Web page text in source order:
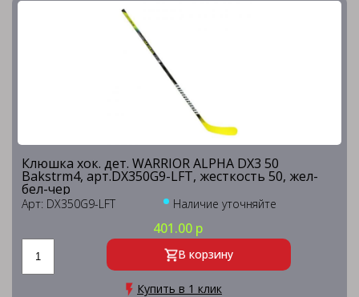
Клюшка хок. дет. WARRIOR ALPHA DX3 50
Bakstrm4, арт.DX350G9-LFT, жесткость 50, жел-
бел-чер
Арт: DX350G9-LFT Наличие уточняйте
401.00 р
В корзину
Купить в 1 клик